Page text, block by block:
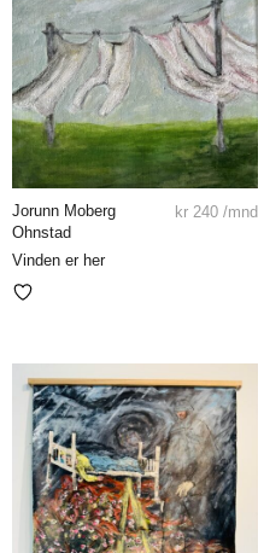
Jorunn Moberg
Ohnstad
Vinden er her
kr 240 /mnd